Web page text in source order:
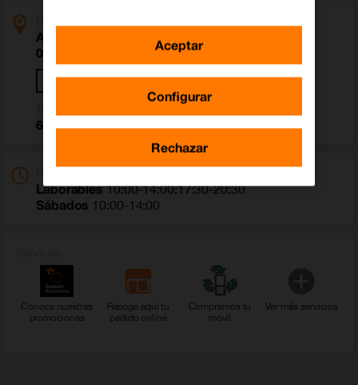
Avenida De La Paz 13
06200 Almendralejo (Badajoz)
Cómo llegar
675 011 793
Laborables10:00-14:00;17:30-20:30
Sábados 10:00-14:00
Conoce nuestras
promociones
Recoge aquí tu
pedido online
Compramos tu
móvil
Ver más servicios
Configurar
Rechazar
Aceptar